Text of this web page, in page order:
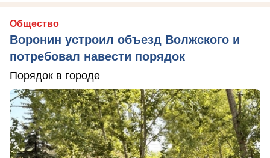
Общество
Воронин устроил объезд Волжского и
потребовал навести порядок
Порядок в городе